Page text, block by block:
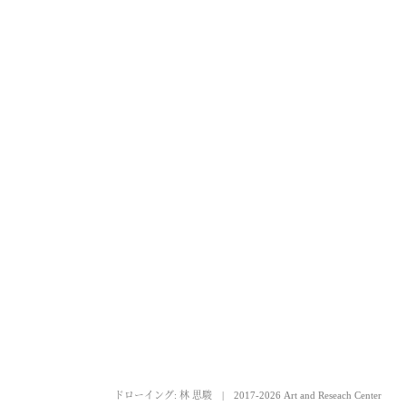
ドローイング: 林 思駿 2017-2026 Art and Reseach Center